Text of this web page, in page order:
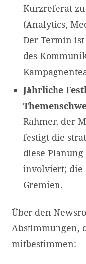
Kurzreferat
(Analytics,
Der Termin
des
Jährliche
Rahmen der
festigt die
diese
involviert; die
Gremien.
Über den
Abstimmungen,
mitbestimmen: